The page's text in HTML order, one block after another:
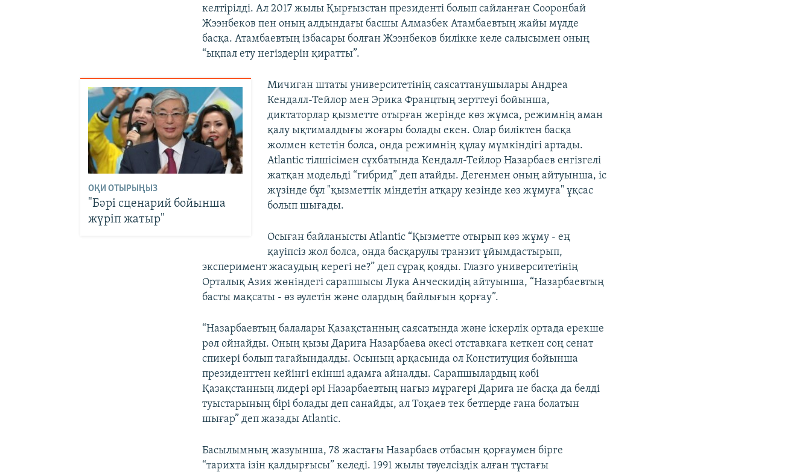
келтірілді. Ал 2017 жылы Қырғызстан президенті болып сайланған Сооронбай
Жээнбеков пен оның алдындағы басшы Алмазбек Атамбаевтың жайы мүлде
басқа. Атамбаевтың ізбасары болған Жээнбеков билікке келе салысымен оның
“ықпал ету негіздерін қиратты”.
ОҚИ ОТЫРЫҢЫЗ
"Бәрі сценарий бойынша
жүріп жатыр"
Мичиган штаты университетінің саясаттанушылары Андреа
Кендалл-Тейлор мен Эрика Францтың зерттеуі бойынша,
диктаторлар қызметте отырған жерінде көз жұмса, режимнің аман
қалу ықтималдығы жоғары болады екен. Олар биліктен басқа
жолмен кететін болса, онда режимнің құлау мүмкіндігі артады.
Atlantic тілшісімен сұхбатында Кендалл-Тейлор Назарбаев енгізгелі
жатқан модельді “гибрид” деп атайды. Дегенмен оның айтуынша, іс
жүзінде бұл "қызметтік міндетін атқару кезінде көз жұмуға" ұқсас
болып шығады.
Осыған байланысты Atlantic “Қызметте отырып көз жұму - ең
қауіпсіз жол болса, онда басқарулы транзит ұйымдастырып,
эксперимент жасаудың керегі не?” деп сұрақ қояды. Глазго университетінің
Орталық Азия жөніндегі сарапшысы Лука Анческидің айтуынша, “Назарбаевтың
басты мақсаты - өз әулетін және олардың байлығын қорғау”.
“Назарбаевтың балалары Қазақстанның саясатында және іскерлік ортада ерекше
рөл ойнайды. Оның қызы Дариға Назарбаева әкесі отставкаға кеткен соң сенат
спикері болып тағайындалды. Осының арқасында ол Конституция бойынша
президенттен кейінгі екінші адамға айналды. Сарапшылардың көбі
Қазақстанның лидері әрі Назарбаевтың нағыз мұрагері Дариға не басқа да белді
туыстарының бірі болады деп санайды, ал Тоқаев тек бетперде ғана болатын
шығар” деп жазады Atlantic.
Басылымның жазуынша, 78 жастағы Назарбаев отбасын қорғаумен бірге
“тарихта ізін қалдырғысы” келеді. 1991 жылы тәуелсіздік алған тұстағы